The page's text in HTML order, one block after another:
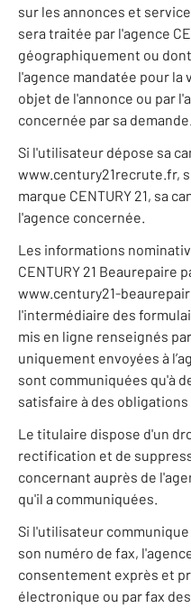
sur les annonces et
sera traitée par l'agence
géographiquement ou
l'agence mandatée pour la
objet de l'annonce ou par
concernée par sa demande.
Si l'utilisateur dépose sa
www.century21recrute.fr,
marque CENTURY 21, sa
l'agence concernée.
Les informations
CENTURY 21 Beaurepaire
www.century21-
l'intermédiaire des
mis en ligne renseignés
uniquement envoyées à
sont communiquées qu'à
satisfaire à des
Le titulaire dispose d'un
rectification et de
concernant auprès de
qu'il a communiquées.
Si l'utilisateur
son numéro de fax,
consentement exprès et
électronique ou par fax